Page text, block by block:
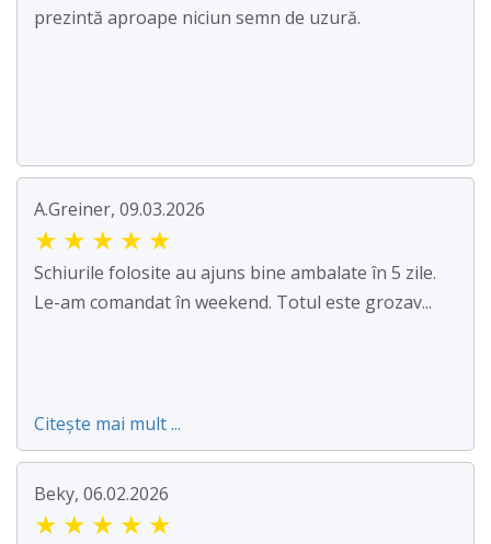
prezintă aproape niciun semn de uzură.
A.Greiner, 09.03.2026
★ ★ ★ ★ ★
Schiurile folosite au ajuns bine ambalate în 5 zile.
Le-am comandat în weekend. Totul este grozav...
Citește mai mult ...
Beky, 06.02.2026
★ ★ ★ ★ ★